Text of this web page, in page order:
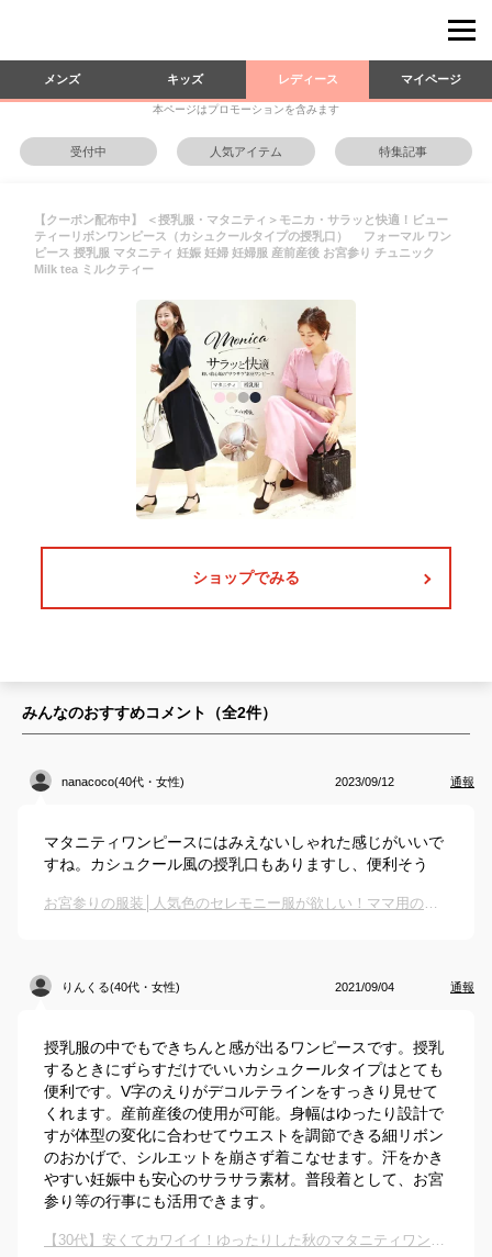
メンズ キッズ レディース マイページ
本ページはプロモーションを含みます
受付中 人気アイテム 特集記事
【クーポン配布中】 ＜授乳服・マタニティ＞モニカ・サラッと快適！ビュー
ティーリボンワンピース（カシュクールタイプの授乳口） フォーマル ワン
ピース 授乳服 マタニティ 妊娠 妊婦 妊婦服 産前産後 お宮参り チュニック
Milk tea ミルクティー
ショップでみる
みんなのおすすめコメント（全2件）
nanacoco(40代・女性) 2023/09/12 通報
マタニティワンピースにはみえないしゃれた感じがいいで
すね。カシュクール風の授乳口もありますし、便利そう
お宮参りの服装│人気色のセレモニー服が欲しい！ママ用のおすすめは？
りんくる(40代・女性) 2021/09/04 通報
授乳服の中でもできちんと感が出るワンピースです。授乳
するときにずらすだけでいいカシュクールタイプはとても
便利です。V字のえりがデコルテラインをすっきり見せて
くれます。産前産後の使用が可能。身幅はゆったり設計で
すが体型の変化に合わせてウエストを調節できる細リボン
のおかげで、シルエットを崩さず着こなせます。汗をかき
やすい妊娠中も安心のサラサラ素材。普段着として、お宮
参り等の行事にも活用できます。
【30代】安くてカワイイ！ゆったりした秋のマタニティワンピースを教えて！